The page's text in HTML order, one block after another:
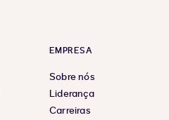
EMPRESA
Sobre nós
Liderança
Carreiras